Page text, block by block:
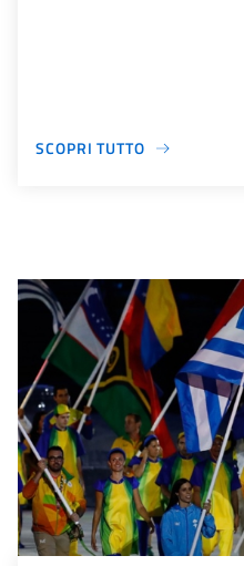
SCOPRI TUTTO